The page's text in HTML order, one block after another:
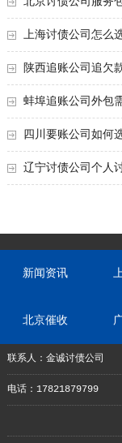
上海讨债公司怎么
没错！
陕西追账公司追欠
方式大全总觉
蚌埠追账公司外包
四川要账公司如何
辽宁讨债公司个人
新闻资讯
北京催收
联系人：金诚讨债公司
电话：17821879799